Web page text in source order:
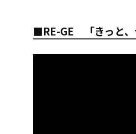
■RE-GE 「きっと